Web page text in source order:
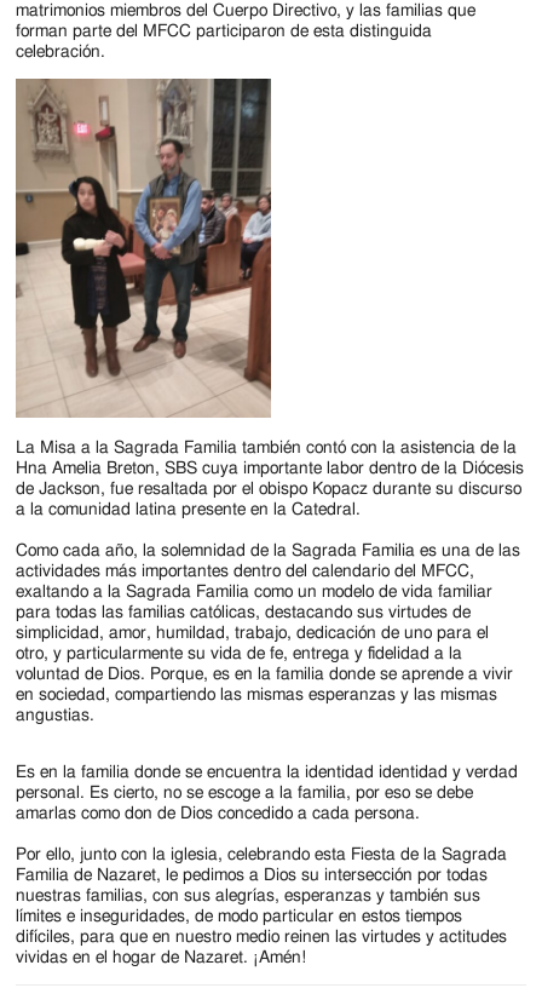
matrimonios miembros del Cuerpo Directivo, y las familias que
forman parte del MFCC participaron de esta distinguida
celebración.
La Misa a la Sagrada Familia también contó con la asistencia de la
Hna Amelia Breton, SBS cuya importante labor dentro de la Diócesis
de Jackson, fue resaltada por el obispo Kopacz durante su discurso
a la comunidad latina presente en la Catedral.
Como cada año, la solemnidad de la Sagrada Familia es una de las
actividades más importantes dentro del calendario del MFCC,
exaltando a la Sagrada Familia como un modelo de vida familiar
para todas las familias católicas, destacando sus virtudes de
simplicidad, amor, humildad, trabajo, dedicación de uno para el
otro, y particularmente su vida de fe, entrega y fidelidad a la
voluntad de Dios. Porque, es en la familia donde se aprende a vivir
en sociedad, compartiendo las mismas esperanzas y las mismas
angustias.
Es en la familia donde se encuentra la identidad identidad y verdad
personal. Es cierto, no se escoge a la familia, por eso se debe
amarlas como don de Dios concedido a cada persona.
Por ello, junto con la iglesia, celebrando esta Fiesta de la Sagrada
Familia de Nazaret, le pedimos a Dios su intersección por todas
nuestras familias, con sus alegrías, esperanzas y también sus
límites e inseguridades, de modo particular en estos tiempos
difíciles, para que en nuestro medio reinen las virtudes y actitudes
vividas en el hogar de Nazaret. ¡Amén!